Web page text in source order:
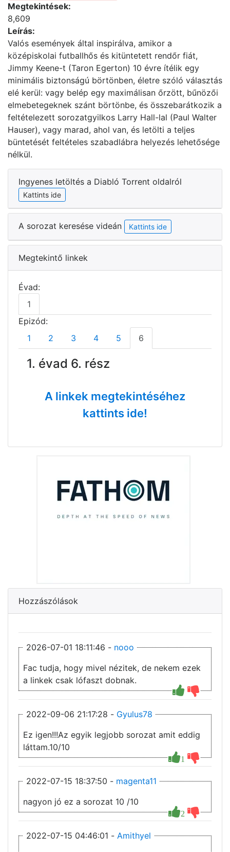
Megtekintések:
8,609
Leírás:
Valós események által inspirálva, amikor a
középiskolai futballhős és kitüntetett rendőr fiát,
Jimmy Keene-t (Taron Egerton) 10 évre ítélik egy
minimális biztonságú börtönben, életre szóló választás
elé kerül: vagy belép egy maximálisan őrzött, bűnözői
elmebetegeknek szánt börtönbe, és összebarátkozik a
feltételezett sorozatgyilkos Larry Hall-lal (Paul Walter
Hauser), vagy marad, ahol van, és letölti a teljes
büntetését feltételes szabadlábra helyezés lehetősége
nélkül.
Ingyenes letöltés a Diabló Torrent oldalról
Kattints ide
A sorozat keresése videán Kattints ide
Megtekintő linkek
Évad:
1
Epizód:
1
2 3 4 5 6
1. évad 6. rész
A linkek megtekintéséhez
kattints ide!
Hozzászólások
2026-07-01 18:11:46 - nooo
Fac tudja, hogy mivel nézitek, de nekem ezek
a linkek csak lófaszt dobnak.
2022-09-06 21:17:28 - Gyulus78
1
Ez igen!!!Az egyik legjobb sorozat amit eddig
láttam.10/10
2022-07-15 18:37:50 - magenta11
2
nagyon jó ez a sorozat 10 /10
2022-07-15 04:46:01 - Amithyel